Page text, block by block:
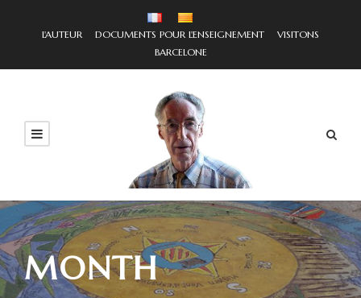
L'AUTEUR DOCUMENTS POUR L'ENSEIGNEMENT
VISITONS
BARCELONE
MONTH